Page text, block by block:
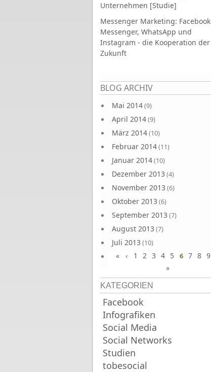
Unternehmen [Studie]
Messenger Marketing: Facebook
Messenger, WhatsApp und
Instagram - die Kooperation der
Zukunft
BLOG ARCHIV
Mai 2014(9)
April 2014(9)
März 2014(10)
Februar 2014(11)
Januar 2014(10)
Dezember 2013 (4)
November 2013 (6)
Oktober 2013 (6)
September 2013 (7)
August 2013 (7)
Juli 2013 (10)
Juni 2013(10)
Seiten
« ‹ 1 2 3 4 5 6 7 8 9
»
KATEGORIEN
Facebook
Infografiken
Social Media
Social Networks
Studien
tobesocial